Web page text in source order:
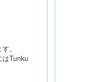
。
はTunku